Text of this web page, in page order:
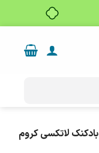
بادکنک لاتکسی کروم